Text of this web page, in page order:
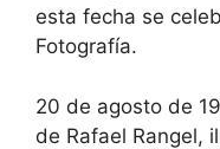
esta fecha se
Fotografía.
20 de agosto de
de Rafael Rangel,